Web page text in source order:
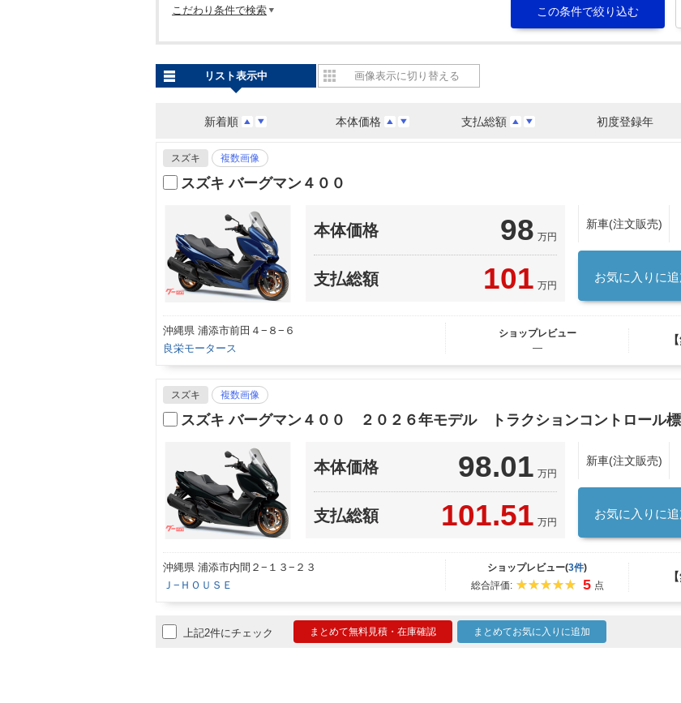
こだわり条件で検索
新着順 本体価格 支払総額 初度登録年
リスト表示中 画像表示に切り替える
スズキ 複数画像
スズキ バーグマン４００
本体価格 98 万円
支払総額 101 万円
新車(注文販売)
お気に入りに
沖縄県 浦添市前田４−８−６
良栄モータース
ショップレビュー
―
スズキ 複数画像
スズキ バーグマン４００ ２０２６年モデル トラクションコントロール
本体価格 98.01 万円
支払総額 101.51 万円
新車(注文販売)
お気に入りに
沖縄県 浦添市内間２−１３−２３
Ｊ−ＨＯＵＳＥ
ショップレビュー(3件)
総合評価:
5 点
上記2件にチェック まとめて無料見積・在庫確認 まとめてお気に入りに追加